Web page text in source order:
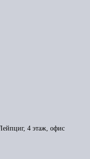
4 этаж, офис